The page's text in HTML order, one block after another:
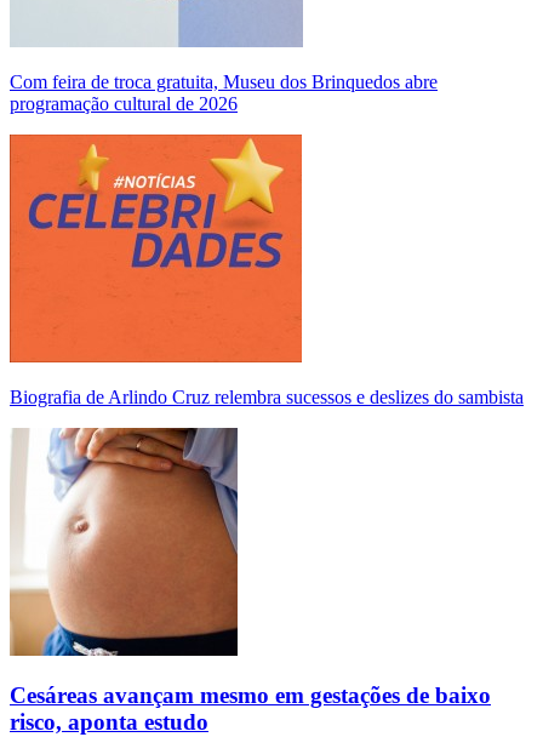
Com feira de troca gratuita, Museu dos Brinquedos abre
programação cultural de 2026
Biografia de Arlindo Cruz relembra sucessos e deslizes do sambista
Cesáreas avançam mesmo em gestações de baixo
risco, aponta estudo